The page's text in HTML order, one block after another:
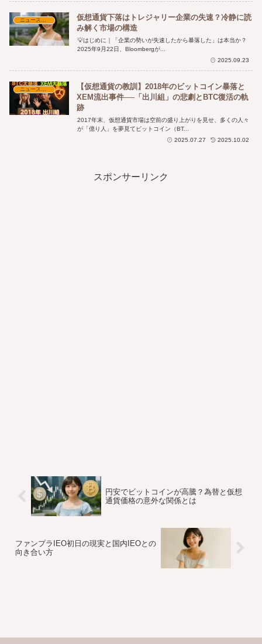
ニュース・時事解説
仮想通貨下落はトレジャリー企業の失速？冷静に読
み解く市場の構造
💡はじめに｜「企業の勢いが失速したから暴落した」は本当か？
2025年9月22日、Bloombergが...
2025.09.23
ニュース・時事解説
【仮想通貨の教訓】2018年のビットコイン暴落と
XEM流出事件──「出川組」の悲劇とBTC復活の軌
跡
2017年末、仮想通貨市場は空前の盛り上がりを見せ、多くの人々
が「億り人」を夢見てビットコイン（BT...
2025.07.27
2025.10.02
スポンサーリンク
円安でビットコインが高騰？為替と仮想
通貨価格の意外な関係とは
ファンプラIEO初日の現実と国内IEOとの
向き合い方